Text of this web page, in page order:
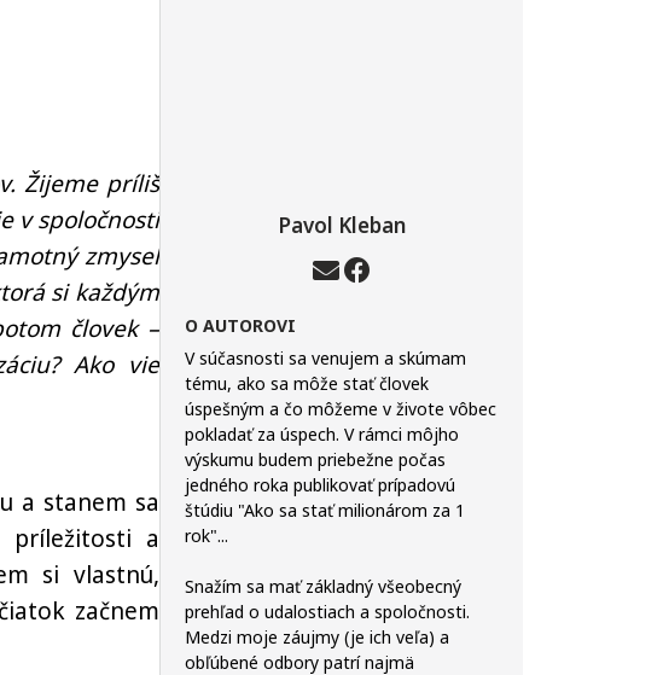
Žijeme príliš
v spoločnosti
zmysel
si každým
človek –
Ako vie
a stanem sa
príležitosti a
si vlastnú,
začnem
Pavol Kleban
O AUTOROVI
V súčasnosti sa venujem a skúmam
tému, ako sa môže stať človek
úspešným a čo môžeme v živote vôbec
pokladať za úspech. V rámci môjho
výskumu budem priebežne počas
jedného roka publikovať prípadovú
štúdiu "Ako sa stať milionárom za 1
rok"...
Snažím sa mať základný všeobecný
prehľad o udalostiach a spoločnosti.
Medzi moje záujmy (je ich veľa) a
obľúbené odbory patrí najmä